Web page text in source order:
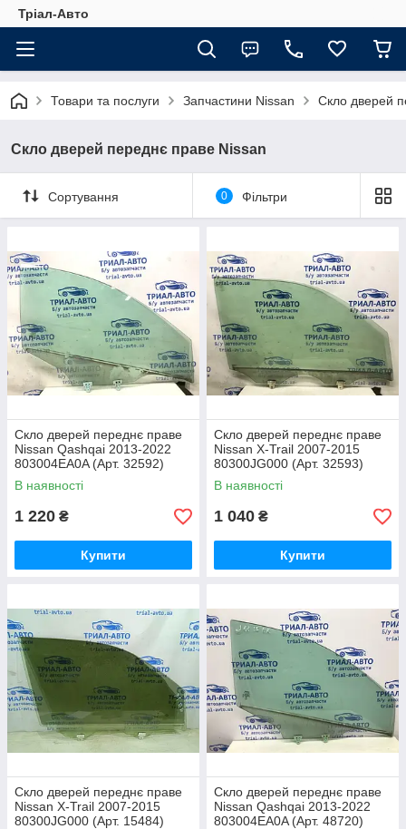
Тріал-Авто
Товари та послуги Запчастини Nissan Скло дверей
Скло дверей переднє праве Nissan
Сортування 0 Фільтри
Скло дверей переднє праве
Nissan Qashqai 2013-2022
803004EA0A (Арт. 32592)
В наявності
1 220 ₴
Купити
Скло дверей переднє праве
Nissan X-Trail 2007-2015
80300JG000 (Арт. 32593)
В наявності
1 040 ₴
Купити
Скло дверей переднє праве
Nissan X-Trail 2007-2015
80300JG000 (Арт. 15484)
Скло дверей переднє праве
Nissan Qashqai 2013-2022
803004EA0A (Арт. 48720)